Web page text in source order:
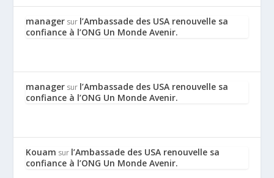
manager sur l’Ambassade des USA renouvelle sa
confiance à l’ONG Un Monde Avenir.
manager sur l’Ambassade des USA renouvelle sa
confiance à l’ONG Un Monde Avenir.
Kouam sur l’Ambassade des USA renouvelle sa
confiance à l’ONG Un Monde Avenir.